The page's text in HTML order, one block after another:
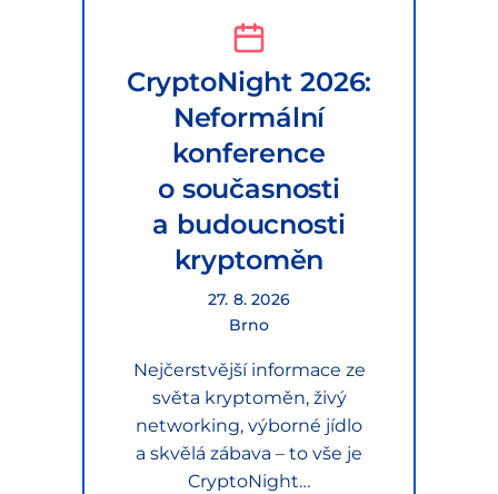
CryptoNight 2026:
Neformální
konference
o současnosti
a budoucnosti
kryptoměn
27. 8. 2026
Brno
Nejčerstvější informace ze
světa kryptoměn, živý
networking, výborné jídlo
a skvělá zábava – to vše je
CryptoNight…